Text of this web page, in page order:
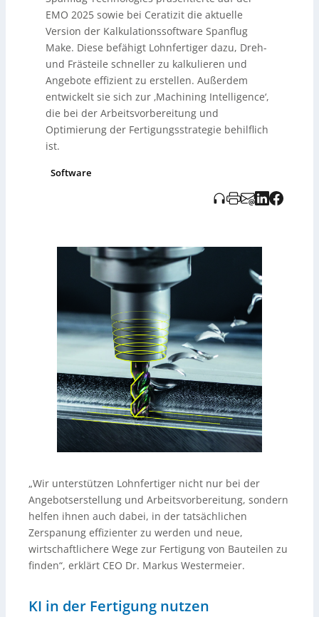
Fertigungsstrategien. Lohnfertiger können ihren
Aufwand in der Angebots- und Arbeitsplanung um bis zu
90% reduzieren. Weitere Informationen und Anfragen
unter spanflug.de.
EMO 2025 sowie bei Ceratizit die aktuelle
Version der Kalkulationssoftware Spanflug
Make. Diese befähigt Lohnfertiger dazu, Dreh-
und Frästeile schneller zu kalkulieren und
Angebote effizient zu erstellen. Außerdem
entwickelt sie sich zur ‚Machining Intelligence‘,
die bei der Arbeitsvorbereitung und
Optimierung der Fertigungsstrategie behilflich
ist.
Software
„Wir unterstützen Lohnfertiger nicht nur bei der
Angebotserstellung und Arbeitsvorbereitung, sondern
helfen ihnen auch dabei, in der tatsächlichen
Zerspanung effizienter zu werden und neue,
wirtschaftlichere Wege zur Fertigung von Bauteilen zu
finden“, erklärt CEO Dr. Markus Westermeier.
KI in der Fertigung nutzen